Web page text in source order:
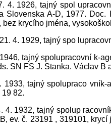
4. 1926, tajný spol
Slovenska A-D, 1977.
bez krycího jména,
4. 1929, tajný spo
tajný spolupracovní k-
SN FS J. Stanka. Václav B
1933, tajný spolupraco
82.
4. 1932, tajný spolup
ev. č. 23191 , 319101,